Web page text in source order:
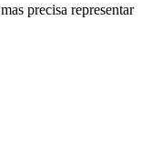
precisa representar